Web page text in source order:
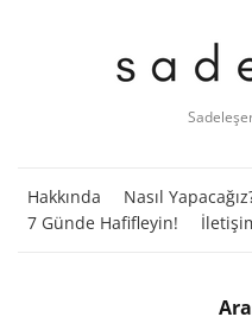
Hakkında Nasıl
7 Günde Hafifleyin!